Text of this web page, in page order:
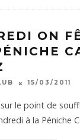
ON
15/03/2011
le point de
à la Péniche